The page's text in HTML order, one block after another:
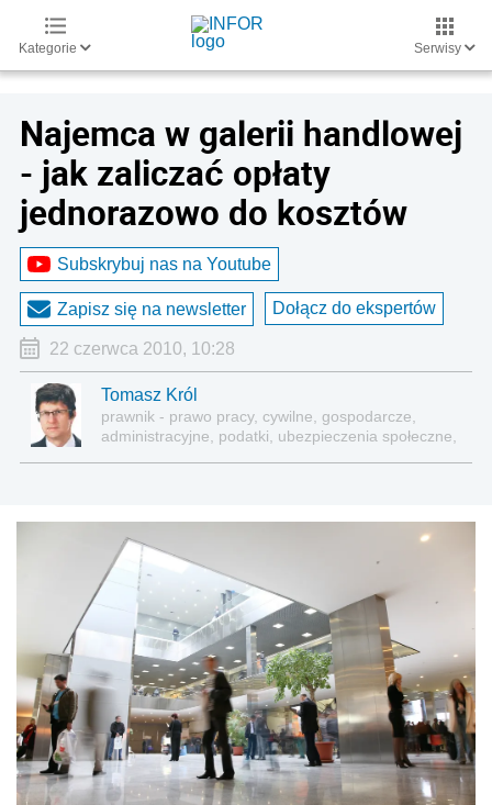
Kategorie Serwisy
Najemca w galerii handlowej
- jak zaliczać opłaty
jednorazowo do kosztów
Subskrybuj nas na Youtube
Zapisz się na newsletter Dołącz do ekspertów
22 czerwca 2010, 10:28
Tomasz Król
prawnik - prawo pracy, cywilne, gospodarcze,
administracyjne, podatki, ubezpieczenia społeczne,